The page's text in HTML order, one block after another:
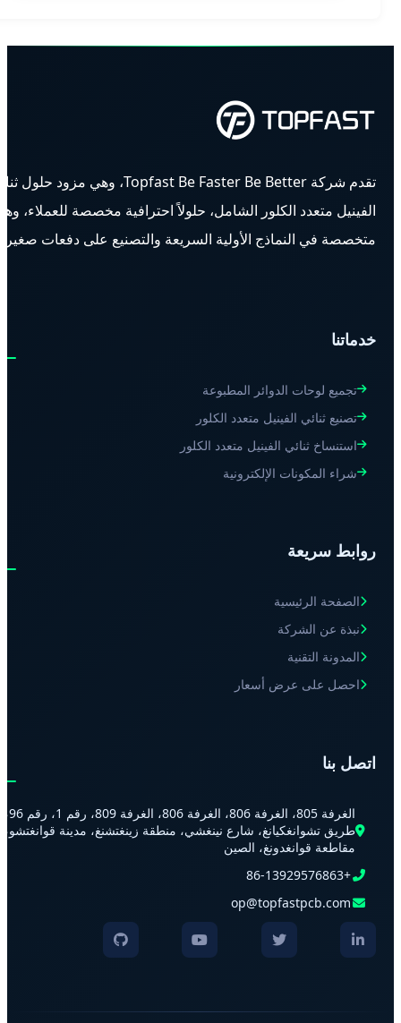
تقدم شركة Topfast Be Faster Be Better، وهي مزود حلول ثنائي
الفينيل متعدد الكلور الشامل، حلولاً احترافية مخصصة للعملاء، وهي
متخصصة في النماذج الأولية السريعة والتصنيع على دفعات صغيرة.
خدماتنا
تجميع لوحات الدوائر المطبوعة
تصنيع ثنائي الفينيل متعدد الكلور
استنساخ ثنائي الفينيل متعدد الكلور
شراء المكونات الإلكترونية
روابط سريعة
الصفحة الرئيسية
نبذة عن الشركة
المدونة التقنية
احصل على عرض أسعار
اتصل بنا
الغرفة 805، الغرفة 806، الغرفة 806، الغرفة 809، رقم 1، رقم 96،
طريق تشوانغكيانغ، شارع نينغشي، منطقة زينغتشنغ، مدينة قوانغتشو،
مقاطعة قوانغدونغ، الصين
op@topfastpcb.com